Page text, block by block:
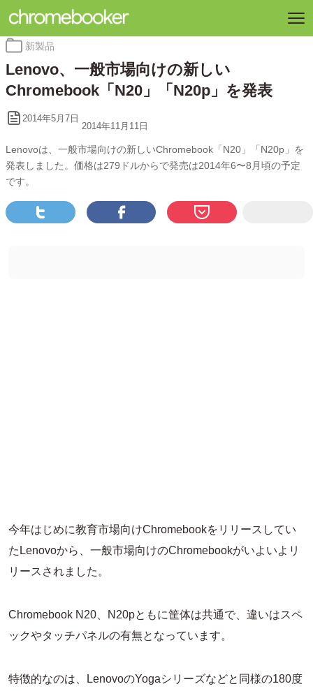
カ
ゴ
リ
新製品
Lenovo、一般市場向けの新しい
Chromebook「N20」「N20p」を発表
2014年5月7日
2014年11月11日
Lenovoは、一般市場向けの新しいChromebook「N20」「N20p」を
発表しました。価格は279ドルからで発売は2014年6〜8月頃の予定
です。
今年はじめに教育市場向けChromebookをリリースしてい
たLenovoから、一般市場向けのChromebookがいよいよリ
リースされました。
Chromebook N20、N20pともに筐体は共通で、違いはスペ
ックやタッチパネルの有無となっています。
特徴的なのは、LenovoのYogaシリーズなどと同様の180度